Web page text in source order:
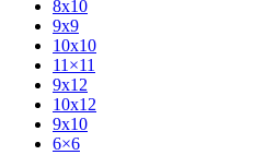
8x10
9x9
10x10
11×11
9x12
10x12
9x10
6×6